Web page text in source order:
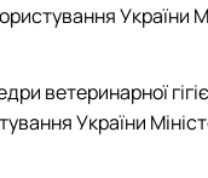
України
ветеринарної
України